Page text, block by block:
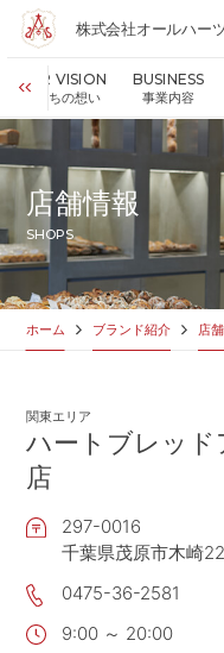
株式会社オールハー
OUR VISION
私たちの想い
BUSINESS
事業内容
株式会社オールハー
店舗検索
HOME
NEWS
OUR VISION
MESSAGE
VALUES
BUSINESS
SHOP
SUSTAINABILITY
APP
PRIVACY POLICY
店舗情報
SHOPS
ホーム ブランド紹介 店
関東エリア
ハートブレッド
店
297-0016
千葉県茂原市木崎
0475-36-2581
9:00 ～ 20:00